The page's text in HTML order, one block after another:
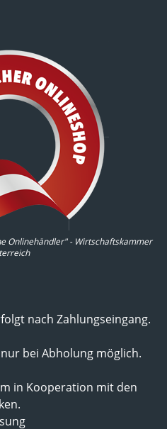
Onlinehändler" - Wirtschaftskammer
nach Zahlungseingang.
bei Abholung möglich.
in Kooperation mit den